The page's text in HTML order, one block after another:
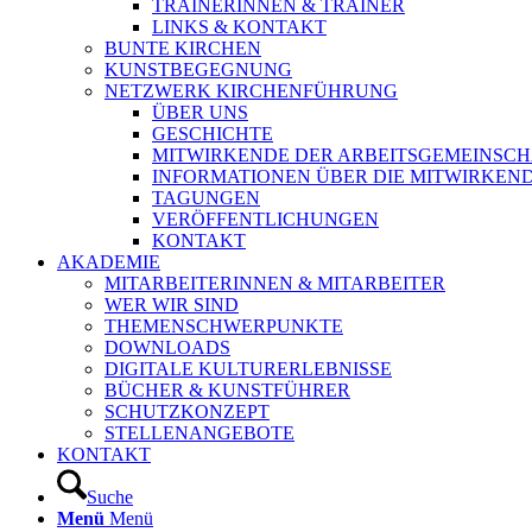
TRAINERINNEN & TRAINER
LINKS & KONTAKT
BUNTE KIRCHEN
KUNSTBEGEGNUNG
NETZWERK KIRCHENFÜHRUNG
ÜBER UNS
GESCHICHTE
MITWIRKENDE DER
INFORMATIONEN ÜBER DIE
TAGUNGEN
VERÖFFENTLICHUNGEN
KONTAKT
AKADEMIE
MITARBEITERINNEN & MITARBEITER
WER WIR SIND
THEMENSCHWERPUNKTE
DOWNLOADS
DIGITALE KULTURERLEBNISSE
BÜCHER & KUNSTFÜHRER
SCHUTZKONZEPT
STELLENANGEBOTE
KONTAKT
Suche
Menü Menü